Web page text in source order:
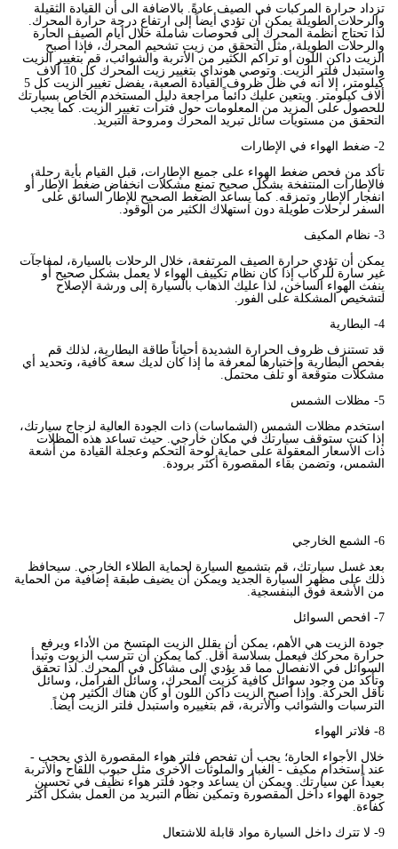
تزداد حرارة المركبات في الصيف عادةً. بالاضافة الى أن القيادة الثقيلة
والرحلات الطويلة يمكن أن تؤدي أيضاً إلى ارتفاع درجة حرارة المحرك.
لذا تحتاج أنظمة المحرك إلى فحوصات شاملة خلال أيام الصيف الحارة
والرحلات الطويلة، مثل التحقق من زيت تشحيم المحرك، فإذا أصبح
الزيت داكن اللون أو تراكم الكثير من الأتربة والشوائب، قم بتغيير الزيت
واستبدل فلتر الزيت. وتوصي هونداي بتغيير زيت المحرك كل 10 ألاف
كيلومتر، إلا أنه في ظل ظروف القيادة الصعبة، يفضل تغيير الزيت كل 5
ألاف كيلومتر. ويتعين عليك دائماً مراجعة دليل المستخدم الخاص بسيارتك
للحصول على المزيد من المعلومات حول فترات تغيير الزيت. كما يجب
التحقق من مستويات سائل تبريد المحرك ومروحة التبريد.
2- ضغط الهواء في الإطارات
تأكد من فحص ضغط الهواء على جميع الإطارات، قبل القيام بأية رحلة،
فالإطارات المنتفخة بشكل صحيح تمنع مشكلات انخفاض ضغط الإطار أو
انفجار الإطار وتمزقه. كما يساعد الضغط الصحيح للإطار السائق على
السفر لرحلات طويلة دون استهلاك الكثير من الوقود.
3- نظام المكيف
يمكن أن تؤدي حرارة الصيف المرتفعة، خلال الرحلات بالسيارة، لمفاجآت
غير سارة للركاب إذا كان نظام تكييف الهواء لا يعمل بشكل صحيح أو
ينفث الهواء الساخن، لذا عليك الذهاب بالسيارة إلى ورشة الإصلاح
لتشخيص المشكلة على الفور.
4
- البطارية
قد تستنزف ظروف الحرارة الشديدة أحياناً طاقة البطارية، لذلك قم
بفحص البطارية واختبارها لمعرفة ما إذا كان لديك سعة كافية، وتحديد أي
مشكلات متوقعة أو تلف محتمل.
5- مظلات الشمس
استخدم مظلات الشمس (الشماسات) ذات الجودة العالية لزجاج سيارتك،
إذا كنت ستوقف سيارتك في مكان خارجي. حيث تساعد هذه المظلات
ذات الأسعار المعقولة على حماية لوحة التحكم وعجلة القيادة من أشعة
الشمس، وتضمن بقاء المقصورة أكثر برودة.
6- الشمع الخارجي
بعد غسل سيارتك، قم بتشميع السيارة لحماية الطلاء الخارجي. سيحافظ
ذلك على مظهر السيارة الجديد ويمكن أن يضيف طبقة إضافية من الحماية
من الأشعة فوق البنفسجية.
7- افحص السوائل
جودة الزيت هي الأهم، يمكن أن يقلل الزيت المتسخ من الأداء ويرفع
حرارة محركك فيعمل بسلاسة أقل. كما يمكن أن تترسب الزيوت وتبدأ
السوائل في الانفصال مما قد يؤدي إلى مشاكل في المحرك. لذا تحقق
وتأكد من وجود سوائل كافية كزيت المحرك، وسائل الفرامل، وسائل
ناقل الحركة. وإذا أصبح الزيت داكن اللون أو كان هناك الكثير من
الترسبات والشوائب والأتربة، قم بتغييره واستبدل فلتر الزيت أيضاً.
8- فلاتر الهواء
خلال الأجواء الحارة؛ يجب أن تفحص فلتر هواء المقصورة الذي يحجب -
عند استخدام مكيف - الغبار والملوثات الأخرى مثل حبوب اللقاح والأتربة
بعيداً عن سيارتك. ويمكن أن يساعد وجود فلتر هواء نظيف في تحسين
جودة الهواء داخل المقصورة وتمكين نظام التبريد من العمل بشكل أكثر
كفاءة.
9
- لا تترك داخل السيارة مواد قابلة للاشتعال